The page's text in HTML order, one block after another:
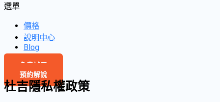
選單
價格
說明中心
Blog
免費試用
預約解說
杜吉隱私權政策